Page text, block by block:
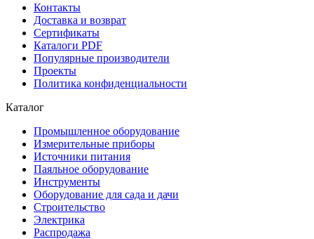
Контакты
Доставка и возврат
Сертификаты
Каталоги PDF
Популярные производители
Проекты
Политика конфиденциальности
Каталог
Промышленное оборудование
Измерительные приборы
Источники питания
Паяльное оборудование
Инструменты
Оборудование для сада и дачи
Строительство
Электрика
Распродажа